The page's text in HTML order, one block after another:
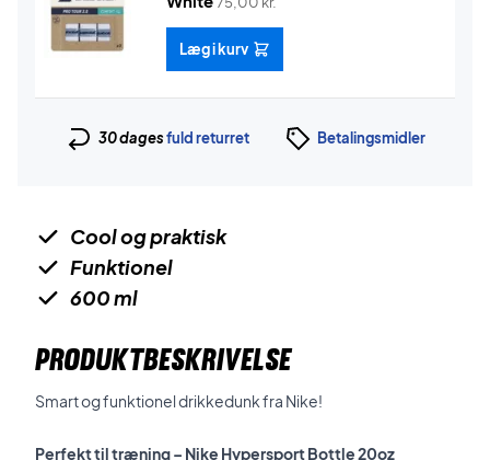
Læg i kurv
30 dagesfuld returret Betalingsmidler
Cool og praktisk
Funktionel
600 ml
PRODUKTBESKRIVELSE
Smart og funktionel drikkedunk fra Nike!
Perfekt til træning – Nike Hypersport Bottle 20oz